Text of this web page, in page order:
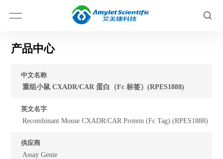
产品中心
中文名称
重组小鼠 CXADR/CAR 蛋白（Fc 标签）(RPES1888)
英文名字
Recombinant Mouse CXADR/CAR Protein (Fc Tag) (RPES1888)
供应商
Assay Genie